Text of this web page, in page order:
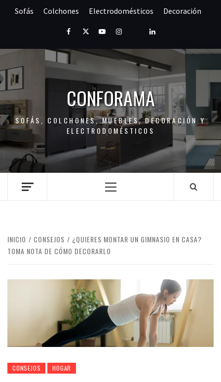
Sofás Colchones Electrodomésticos Decoración
FacebookTwitterYoutubeInstagramPinterestLinkedIn
CONFORAMA
SOFÁS, COLCHONES, MUEBLES, DECORACIÓN Y
ELECTRODOMÉSTICOS
Menú
INICIO CONSEJOS
¿QUIERES MONTAR UN GIMNASIO EN CASA?
TOMA NOTA DE CÓMO DECORARLO
CONSEJOS HOGAR